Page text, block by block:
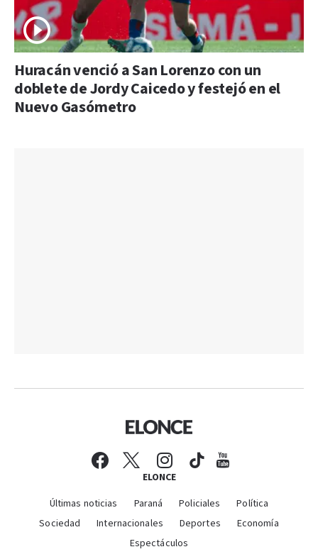
Huracán venció a San Lorenzo con un
doblete de Jordy Caicedo y festejó en el
Nuevo Gasómetro
ELONCE
Últimas noticias Paraná Policiales
Política
Sociedad
Internacionales Deportes
Economía
Espectáculos